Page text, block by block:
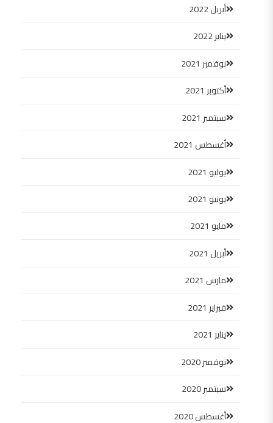
أبريل 2022
يناير 2022
نوفمبر 2021
أكتوبر 2021
سبتمبر 2021
أغسطس 2021
يوليو 2021
يونيو 2021
مايو 2021
أبريل 2021
مارس 2021
فبراير 2021
يناير 2021
نوفمبر 2020
سبتمبر 2020
أغسطس 2020